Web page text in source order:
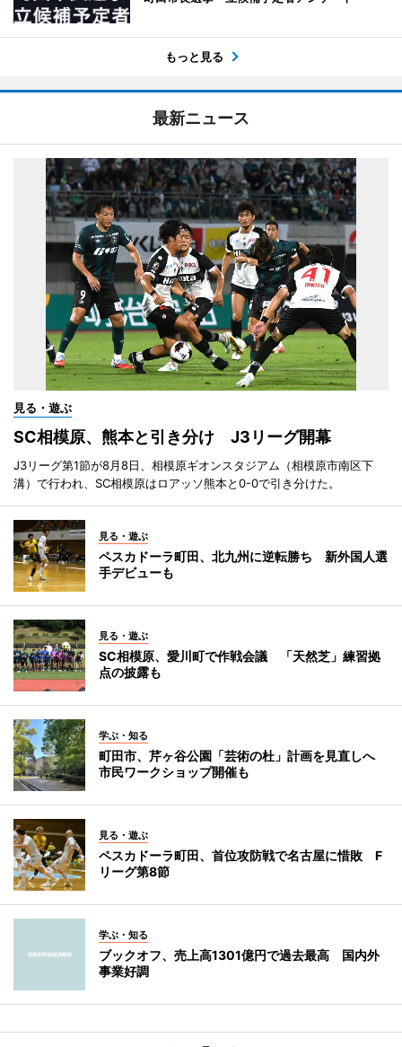
もっと見る
最新ニュース
見る・遊ぶ
SC相模原、熊本と引き分け J3リーグ開幕
J3リーグ第1節が8月8日、相模原ギオンスタジアム（相模原市南区下
溝）で行われ、SC相模原はロアッソ熊本と0-0で引き分けた。
見る・遊ぶ
ペスカドーラ町田、北九州に逆転勝ち 新外国人選
手デビューも
見る・遊ぶ
SC相模原、愛川町で作戦会議 「天然芝」練習拠
点の披露も
学ぶ・知る
町田市、芹ヶ谷公園「芸術の杜」計画を見直しへ
市民ワークショップ開催も
見る・遊ぶ
ペスカドーラ町田、首位攻防戦で名古屋に惜敗 F
リーグ第8節
学ぶ・知る
ブックオフ、売上高1301億円で過去最高 国内外
事業好調